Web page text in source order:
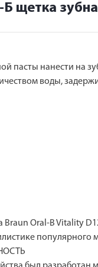
щетка
пасты нанести на
воды,
Braun Oral-B Vitality
популярного